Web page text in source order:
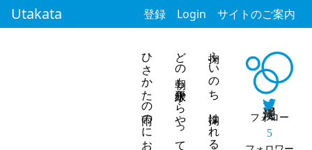
Utakata 登録 Login サイトのご案内
フォロー
5